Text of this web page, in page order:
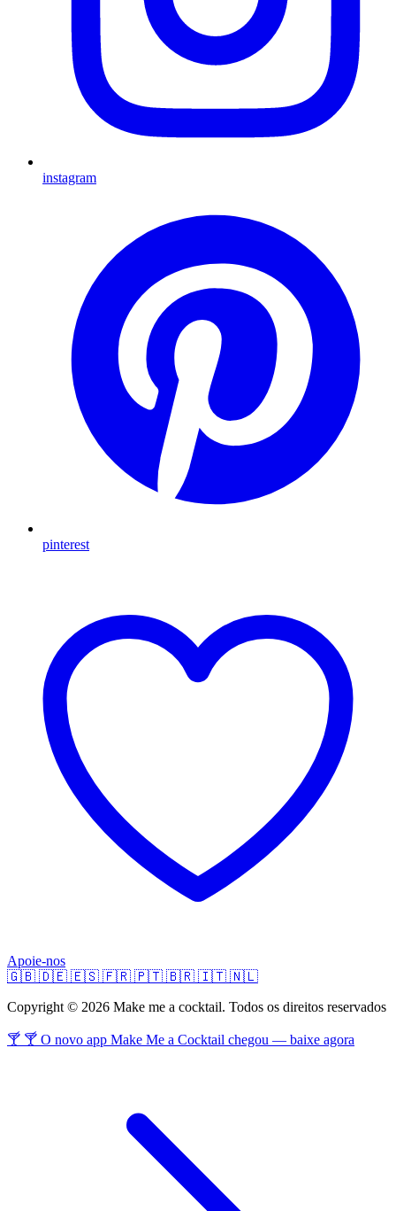
instagram
pinterest
Apoie-nos
🇬🇧 🇩🇪 🇪🇸 🇫🇷 🇵🇹 🇧🇷 🇮🇹 🇳🇱
Copyright © 2026 Make me a cocktail. Todos os direitos reservados
🍸 🍸 O novo app Make Me a Cocktail chegou — baixe agora